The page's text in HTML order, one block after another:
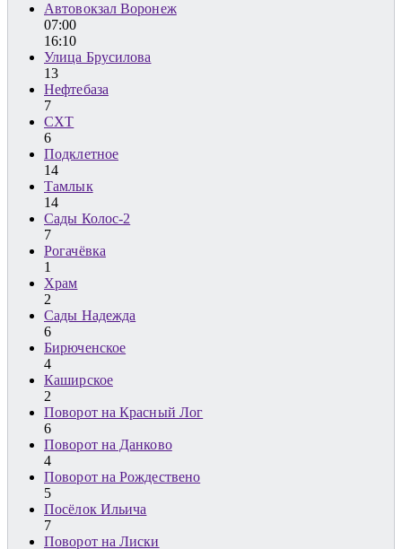
Автовокзал Воронеж
07:00
16:10
Улица Брусилова
13
Нефтебаза
7
СХТ
6
Подклетное
14
Тамлык
14
Сады Колос-2
7
Рогачёвка
1
Храм
2
Сады Надежда
6
Бирюченское
4
Каширское
2
Поворот на Красный Лог
6
Поворот на Данково
4
Поворот на Рождествено
5
Посёлок Ильича
7
Поворот на Лиски